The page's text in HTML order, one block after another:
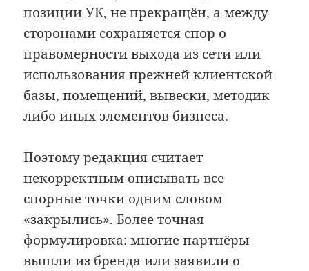
позиции УК, не прекращён, а между
сторонами сохраняется спор о
правомерности выхода из сети или
использования прежней клиентской
базы, помещений, вывески, методик
либо иных элементов бизнеса.
Поэтому редакция считает
некорректным описывать все
спорные точки одним словом
«закрылись». Более точная
формулировка: многие партнёры
вышли из бренда или заявили о